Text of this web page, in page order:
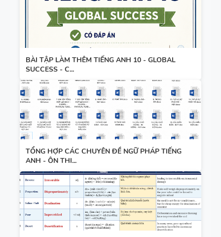
GLOBAL
SUCCESS -
HỢP NĂNG
LỰC SỐ -
13 THÌ
TIẾNG ANH
BÀI TẬP LÀM THÊM TIẾNG ANH 10 - GLOBAL
SUCCESS - C...
TỔNG HỢP CÁC CHUYÊN ĐỀ NGỮ PHÁP TIẾNG
ANH - ÔN THI...